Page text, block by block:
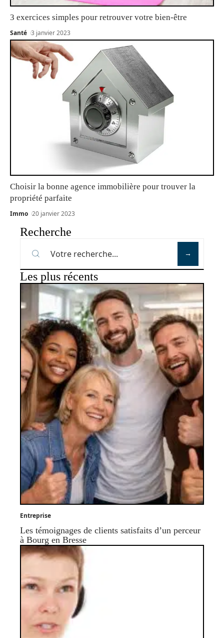
3 exercices simples pour retrouver votre bien-être
Santé 3 janvier 2023
Choisir la bonne agence immobilière pour trouver la
propriété parfaite
Immo 20 janvier 2023
Recherche
Les plus récents
Entreprise
Les témoignages de clients satisfaits d’un perceur
à Bourg en Bresse